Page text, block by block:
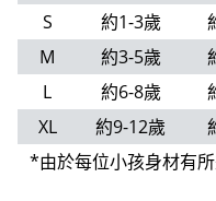
S
約1-3歲
M
約3-5歲
L
約6-8歲
XL
約9-12歲
*由於每位小孩身材有